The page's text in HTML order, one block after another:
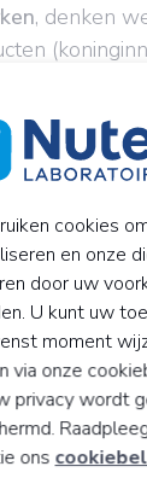
, denken
en
zijn vooral
een van de
te
tal van
en
is ook
de
vitamine
cookies
en onze
door uw
U kunt uw
moment
via onze
privacy wordt
ons